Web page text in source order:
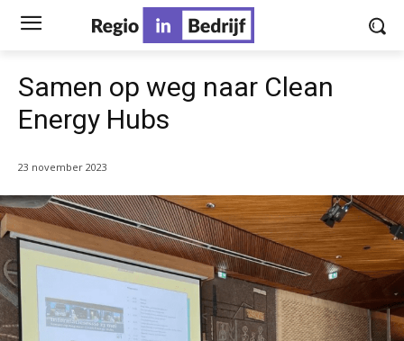
Samen op weg naar Clean
Energy Hubs
23 november 2023